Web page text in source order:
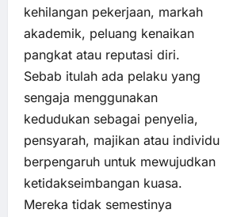
kehilangan pekerjaan, markah
akademik, peluang kenaikan
pangkat atau reputasi diri.
Sebab itulah ada pelaku yang
sengaja menggunakan
kedudukan sebagai penyelia,
pensyarah, majikan atau individu
berpengaruh untuk mewujudkan
ketidakseimbangan kuasa.
Mereka tidak semestinya